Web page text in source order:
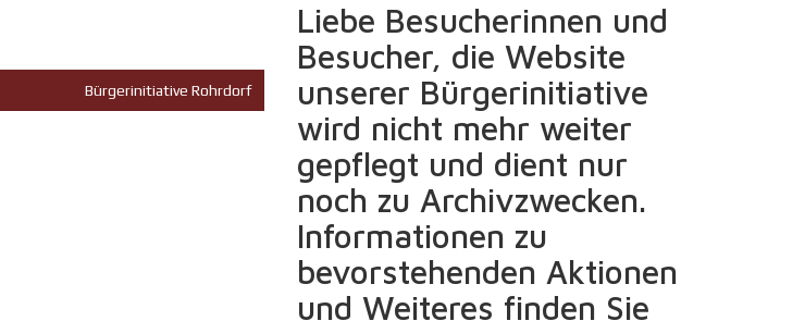
Bürgerinitiative Rohrdorf
Liebe Besucherinnen und
Besucher, die Website
unserer Bürgerinitiative
wird nicht mehr weiter
gepflegt und dient nur
noch zu Archivzwecken.
Informationen zu
bevorstehenden Aktionen
und Weiteres finden Sie